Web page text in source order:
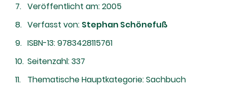
Veröffentlicht am: 2005
Verfasst von: Stephan Schönefuß
ISBN-13: 9783428115761
Seitenzahl: 337
Thematische Hauptkategorie: Sachbuch